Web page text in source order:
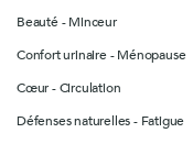
Beauté - Minceur
Confort urinaire - Ménopause
Cœur - Circulation
Défenses naturelles - Fatigue